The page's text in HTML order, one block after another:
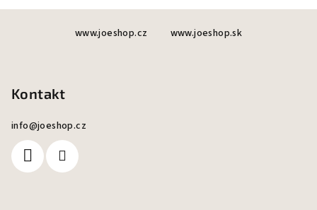
www.joeshop.cz www.joeshop.sk
Kontakt
info@joeshop.cz